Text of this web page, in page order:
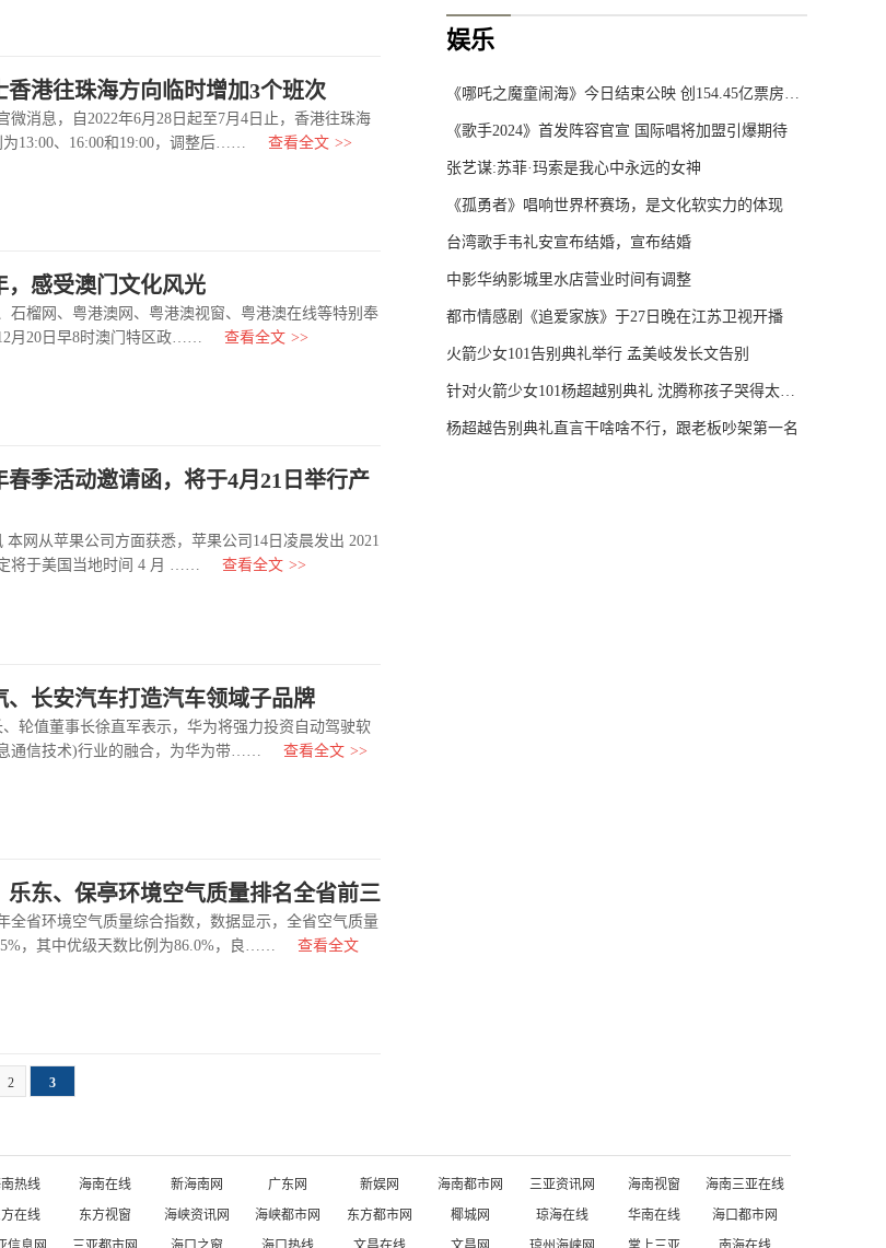
港往珠海方向临时增加3个班次
消息，自2022年6月28日起至7月4日止，香港往珠海
13:00、16:00和19:00，调整后……
查看全文 >>
，感受澳门文化风光
石榴网、粤港澳网、粤港澳视窗、粤港澳在线等特别奉
月20日早8时澳门特区政……
查看全文 >>
春季活动邀请函，将于4月21日举行产
网从苹果公司方面获悉，苹果公司14日凌晨发出 2021
将于美国当地时间 4 月 ……
查看全文 >>
、长安汽车打造汽车领域子品牌
值董事长徐直军表示，华为将强力投资自动驾驶软
通信技术)行业的融合，为华为带……
查看全文 >>
乐东、保亭环境空气质量排名全省前三
省环境空气质量综合指数，数据显示，全省空气质量
，其中优级天数比例为86.0%，良……
查看全文
2 3
娱乐
《哪吒之魔童闹海》今日结束公映 创154.45亿票房神话
《歌手2024》首发阵容官宣 国际唱将加盟引爆期待
张艺谋:苏菲·玛索是我心中永远的女神
《孤勇者》唱响世界杯赛场，是文化软实力的体现
台湾歌手韦礼安宣布结婚，宣布结婚
中影华纳影城里水店营业时间有调整
都市情感剧《追爱家族》于27日晚在江苏卫视开播
火箭少女101告别典礼举行 孟美岐发长文告别
针对火箭少女101杨超越别典礼 沈腾称孩子哭得太惨啦
杨超越告别典礼直言干啥啥不行，跟老板吵架第一名
热线 海南在线 新海南网 广东网 新娱网 海南都市网 三亚资讯网 海南视窗
海南三亚在线
在线 东方视窗 海峡资讯网 海峡都市网 东方都市网 椰城网 琼海在线 华南在线
海口都市网